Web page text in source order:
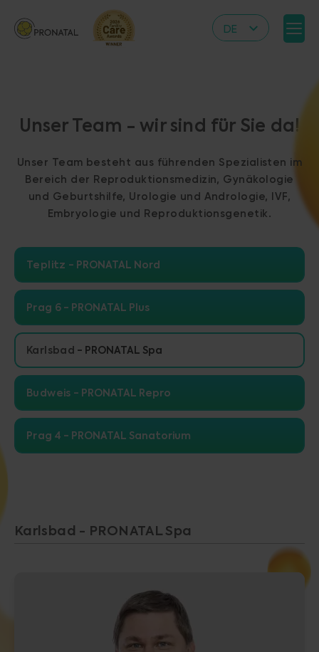
DE
RS
PL
UA
Unser Team - wir sind für Sie da!
Unser Team besteht aus führenden Spezialisten im
Bereich der Reproduktionsmedizin, Gynäkologie
und Geburtshilfe, Urologie und Andrologie, IVF,
Embryologie und Reproduktionsgenetik.
Teplitz PRONATAL Nord
Prag 6 PRONATAL Plus
Karlsbad PRONATAL Spa
Budweis PRONATAL Repro
Prag 4 PRONATAL Sanatorium
Karlsbad - PRONATAL Spa